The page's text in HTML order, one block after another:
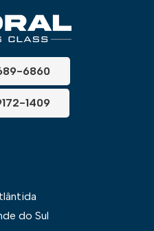
6860
1409
do Sul